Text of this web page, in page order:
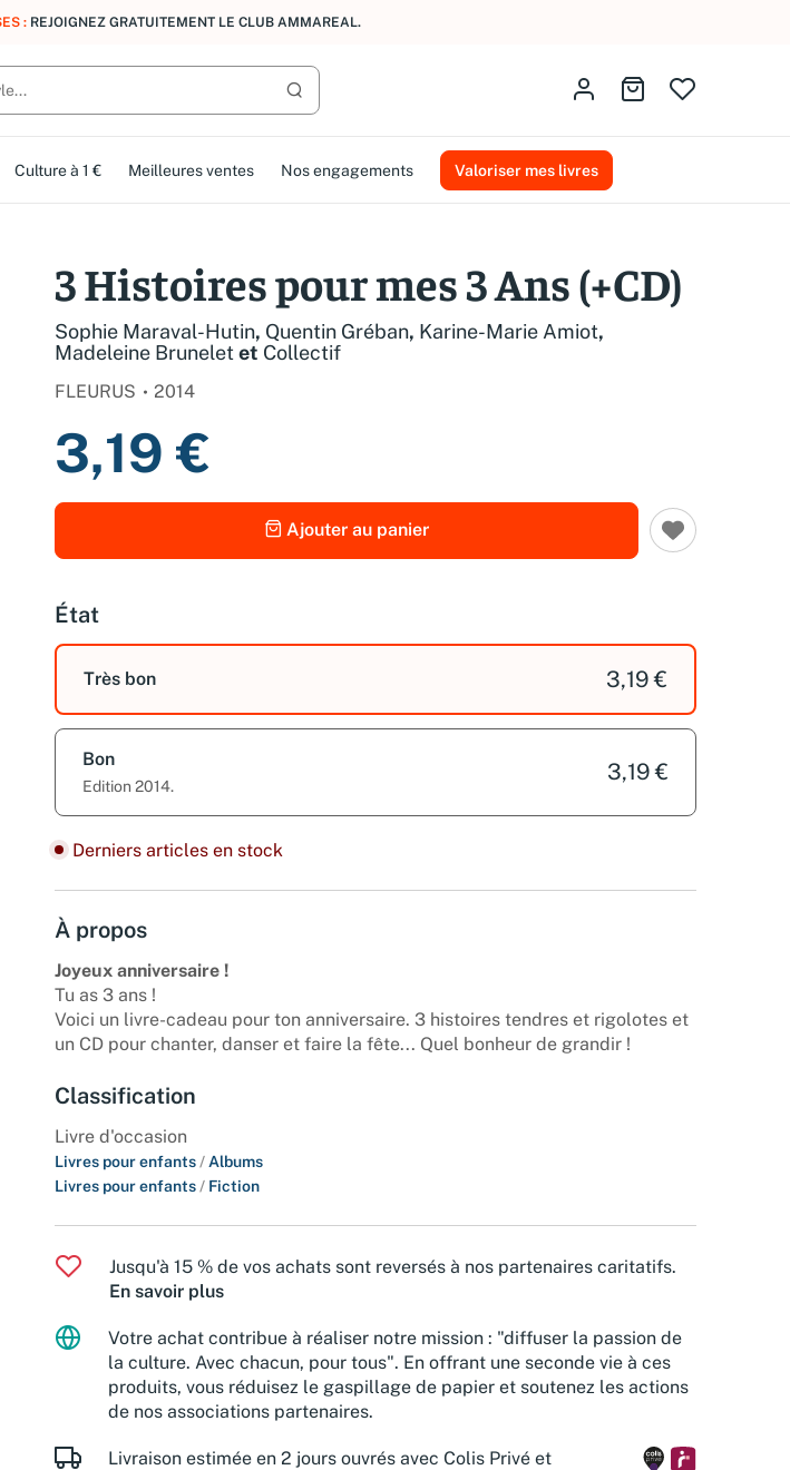
: REJOIGNEZ GRATUITEMENT LE CLUB AMMAREAL.
Lancer la recherche
Identifiez-vousAller au panier
Culture à 1 € Meilleures ventes Nos engagements Valoriser mes livres
3 Histoires pour mes 3 Ans (+CD)
Sophie Maraval-Hutin, Quentin Gréban, Karine-Marie Amiot,
Madeleine Brunelet et Collectif
FLEURUS 2014
3,19 €
Ajouter au panier
État
Très bon 3,19 €
Bon
Edition 2014.
3,19 €
Derniers articles en stock
À propos
Joyeux anniversaire !
Tu as 3 ans !
Voici un livre-cadeau pour ton anniversaire. 3 histoires tendres et rigolotes et
un CD pour chanter, danser et faire la fête... Quel bonheur de grandir !
Classification
Livre d'occasion
Livres pour enfants / Albums
Livres pour enfants / Fiction
Jusqu'à 15 % de vos achats sont reversés à nos partenaires caritatifs.
En savoir plus
Votre achat contribue à réaliser notre mission : "diffuser la passion de
la culture. Avec chacun, pour tous". En offrant une seconde vie à ces
produits, vous réduisez le gaspillage de papier et soutenez les actions
de nos associations partenaires.
Livraison estimée en 2 jours ouvrés avec Colis Privé et